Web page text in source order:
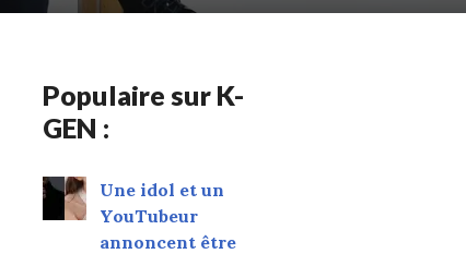
Populaire sur K-
GEN :
Une idol et un
YouTubeur
annoncent être